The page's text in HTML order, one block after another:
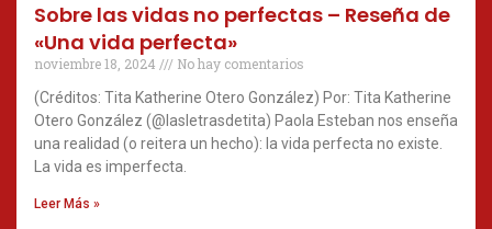
Sobre las vidas no perfectas – Reseña de
«Una vida perfecta»
noviembre 18, 2024
No hay comentarios
(Créditos: Tita Katherine Otero González) Por: Tita Katherine
Otero González (@lasletrasdetita) Paola Esteban nos enseña
una realidad (o reitera un hecho): la vida perfecta no existe.
La vida es imperfecta.
Leer Más »